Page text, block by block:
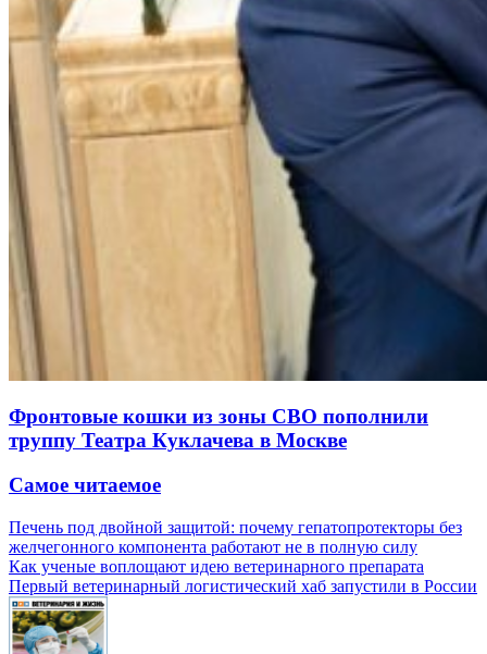
Фронтовые кошки из зоны СВО пополнили
труппу Театра Куклачева в Москве
Самое читаемое
Печень под двойной защитой: почему гепатопротекторы без
желчегонного компонента работают не в полную силу
Как ученые воплощают идею ветеринарного препарата
Первый ветеринарный логистический хаб запустили в России